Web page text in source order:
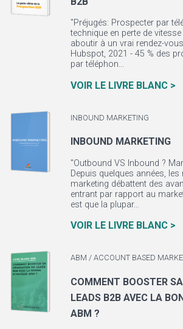
"Préjugés: Prospecter par
technique en perte de
aboutir à un vrai rendez-
Hubspot, 2021 - 45 % des
par téléphon...
VOIR LE LIVRE BLANC >
INBOUND MARKETING
INBOUND MARKETING
"Outbound VS Inbound ?
Depuis quelques années,
marketing débattent des
entrant par rapport au
est que la plupar...
VOIR LE LIVRE BLANC >
ABM / ACCOUNT BASED
COMMENT BOOSTER
LEADS B2B AVEC LA
ABM ?